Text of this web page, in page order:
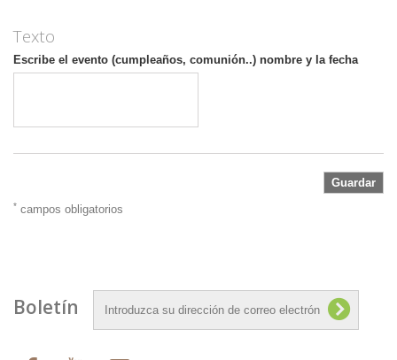
Texto
Escribe el evento (cumpleaños, comunión..) nombre y la fecha
Guardar
* campos obligatorios
Boletín